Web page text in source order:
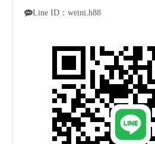
Line ID：weini.h88